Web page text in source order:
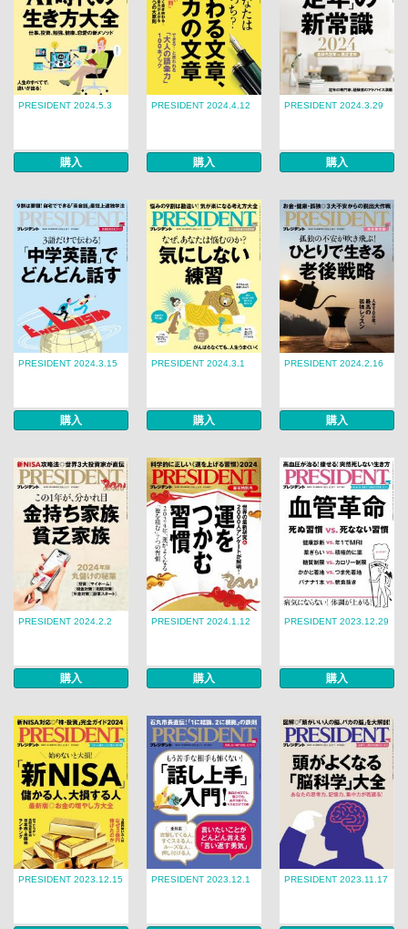
PRESIDENT 2024.5.3
購入
PRESIDENT 2024.4.12
購入
PRESIDENT 2024.3.29
購入
PRESIDENT 2024.3.15
購入
PRESIDENT 2024.3.1
購入
PRESIDENT 2024.2.16
購入
PRESIDENT 2024.2.2
購入
PRESIDENT 2024.1.12
購入
PRESIDENT 2023.12.29
購入
PRESIDENT 2023.12.15 PRESIDENT 2023.12.1 PRESIDENT 2023.11.17